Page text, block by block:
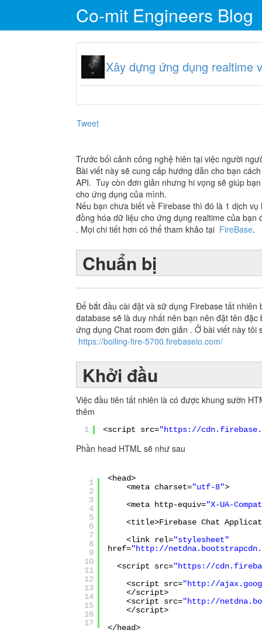
Co-mit Engineers Blog
Xây dựng ứng dụng realtime
Tweet
Trước bối cảnh công nghệ hiên tại việc người
Bài viết này sẽ cung cấp hướng dẫn cho bạn
API. Tuy còn đơn giản nhưng hi vọng sẽ giúp
cho ứng dụng của mình.
Nếu bạn chưa biết về Firebase thì đó là 1 dịch
đồng hóa dữ liệu cho ứng dụng realtime của
. Mọi chi tiết hơn có thể tham khảo tại FireBase.
Chuẩn bị
Để bắt đầu cài đặt và sữ dụng Firebase tất nhiên
database sẽ là duy nhất nên bạn nên đặt tên
ứng dụng Chat room đơn giản . Ở bài viết này tôi
https://boiling-fire-5700.firebaseio.com/
Khởi đầu
Việc đầu tiên tất nhiên là có được khung sườn
thêm
1 <script src="https://
Phần head HTML sẽ như sau
1
2
3
4
5
6
7
8
9
10
11
12
13
14
15
16
17
<head>
<meta charset="utf-8">
<meta http-equiv="X-UA-
<title>Firebase Chat
<link rel="stylesheet"
href="http://
<script src="https://
<script src="http://
</script>
<script src="http://
</script>
</head>